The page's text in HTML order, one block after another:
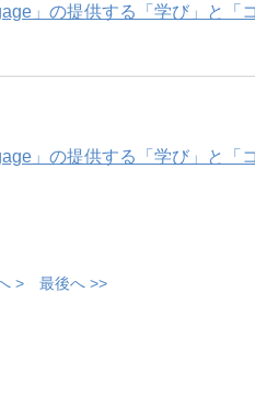
」の提供する「学び」と「
」の提供する「学び」と「
> 最後へ >>